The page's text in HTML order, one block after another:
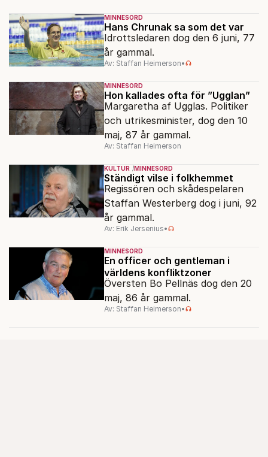
MINNESORD
Hans Chrunak sa som det var
Idrottsledaren dog den 6 juni, 77
år gammal.
Av: Staffan Heimerson•
MINNESORD
Hon kallades ofta för ”Ugglan”
Margaretha af Ugglas. Politiker
och utrikesminister, dog den 10
maj, 87 år gammal.
Av: Staffan Heimerson
KULTUR MINNESORD
Ständigt vilse i folkhemmet
Regissören och skådespelaren
Staffan Westerberg dog i juni, 92
år gammal.
Av: Erik Jersenius•
MINNESORD
En officer och gentleman i
världens konfliktzoner
Översten Bo Pellnäs dog den 20
maj, 86 år gammal.
Av: Staffan Heimerson•